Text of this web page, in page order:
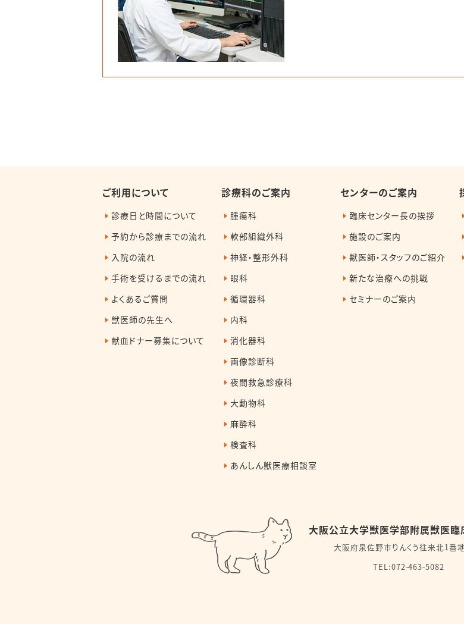
ご利用について
診療日と時間について
予約から診療までの流れ
入院の流れ
手術を受けるまでの流れ
よくあるご質問
獣医師の先生へ
献血ドナー募集について
診療科のご案内
腫瘍科
軟部組織外科
神経・整形外科
眼科
循環器科
内科
消化器科
画像診断科
夜間救急診療科
大動物科
麻酔科
検査科
あんしん獣医療相談室
センターのご案内
臨床センター長の挨拶
施設のご案内
獣医師・スタッフのご紹介
新たな治療への挑戦
セミナーのご案内
大阪公立大学獣医学部附属獣医臨
大阪府泉佐野市りんくう往来北1番
TEL:072-463-5082